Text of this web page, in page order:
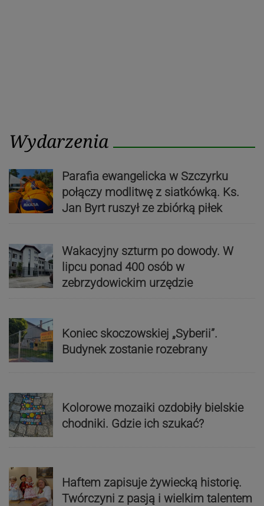
Wydarzenia
Parafia ewangelicka w Szczyrku
połączy modlitwę z siatkówką. Ks.
Jan Byrt ruszył ze zbiórką piłek
Wakacyjny szturm po dowody. W
lipcu ponad 400 osób w
zebrzydowickim urzędzie
Koniec skoczowskiej „Syberii”.
Budynek zostanie rozebrany
Kolorowe mozaiki ozdobiły bielskie
chodniki. Gdzie ich szukać?
Haftem zapisuje żywiecką historię.
Twórczyni z pasją i wielkim talentem